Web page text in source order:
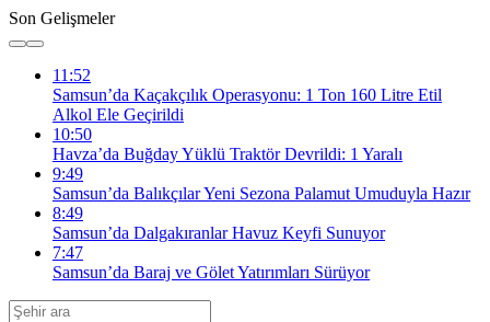
Son Gelişmeler
11:52
Samsun’da Kaçakçılık Operasyonu: 1 Ton 160 Litre Etil
Alkol Ele Geçirildi
10:50
Havza’da Buğday Yüklü Traktör Devrildi: 1 Yaralı
9:49
Samsun’da Balıkçılar Yeni Sezona Palamut Umuduyla Hazır
8:49
Samsun’da Dalgakıranlar Havuz Keyfi Sunuyor
7:47
Samsun’da Baraj ve Gölet Yatırımları Sürüyor